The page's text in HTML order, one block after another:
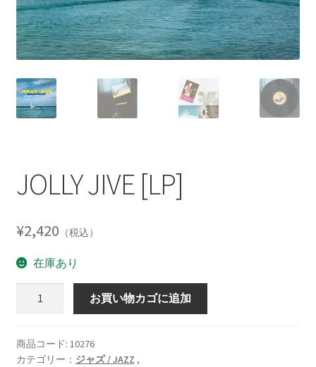
JOLLY JIVE [LP]
¥2,420 （税込）
在庫あり
個
お買い物カゴに追加
商品コード: 10276
カテゴリー： ジャズ / JAZZ ,